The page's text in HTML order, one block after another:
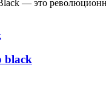
— это
black